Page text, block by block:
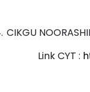
CIKGU
Link CYT :